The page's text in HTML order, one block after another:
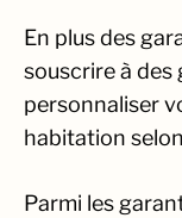
En plus des
souscrire à
personnaliser
habitation
Parmi les